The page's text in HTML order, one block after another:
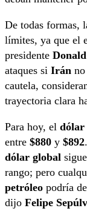
De todas formas,
límites, ya que el
presidente
ataques si Irán
cautela,
trayectoria clara
Para hoy, el dólar
entre $880 y $892
dólar global
rango; pero
petróleo podría
dijo Felipe